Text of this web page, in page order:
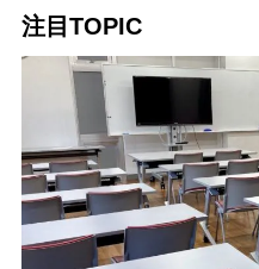
注目TOPIC